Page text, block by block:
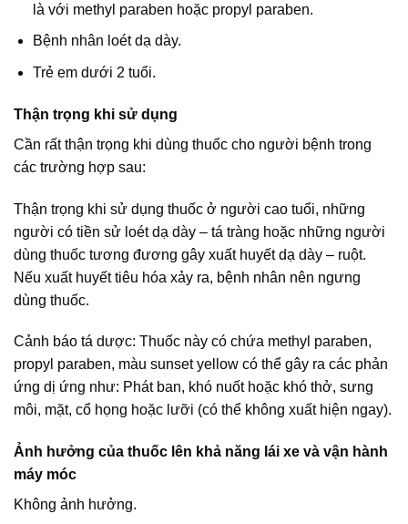
là với methyl paraben hoặc propyl paraben.
Bệnh nhân loét dạ dày.
Trẻ em dưới 2 tuổi.
Thận trọng khi sử dụng
Cần rất thận trọng khi dùng thuốc cho người bệnh trong
các trường hợp sau:
Thận trọng khi sử dụng thuốc ở người cao tuổi, những
người có tiền sử loét dạ dày – tá tràng hoặc những người
dùng thuốc tương đương gây xuất huyết dạ dày – ruột.
Nếu xuất huyết tiêu hóa xảy ra, bệnh nhân nên ngưng
dùng thuốc.
Cảnh báo tá dược: Thuốc này có chứa methyl paraben,
propyl paraben, màu sunset yellow có thể gây ra các phản
ứng dị ứng như: Phát ban, khó nuốt hoặc khó thở, sưng
môi, mặt, cổ họng hoặc lưỡi (có thể không xuất hiện ngay).
Ảnh hưởng của thuốc lên khả năng lái xe và vận hành
máy móc
Không ảnh hưởng.